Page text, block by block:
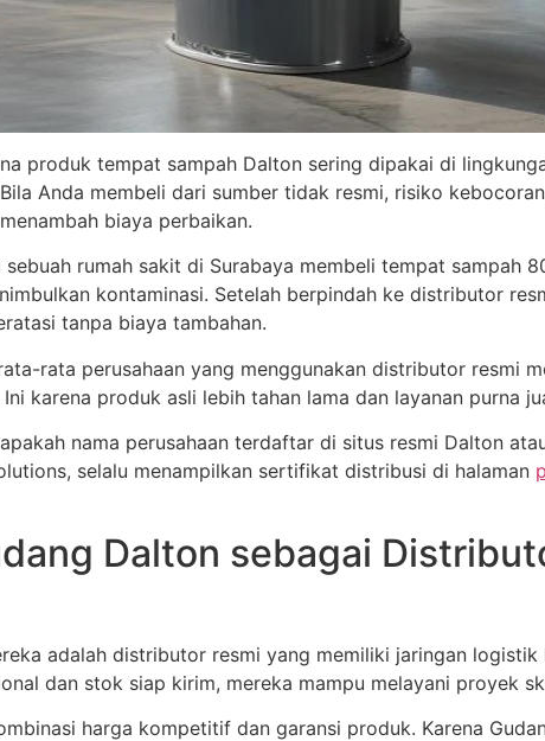
produk tempat sampah Dalton sering dipakai di
Anda membeli dari sumber tidak resmi, risiko
biaya perbaikan.
rumah sakit di Surabaya membeli tempat sampah
kontaminasi. Setelah berpindah ke distributor
tanpa biaya tambahan.
rata perusahaan yang menggunakan distributor resmi
karena produk asli lebih tahan lama dan layanan purna
nama perusahaan terdaftar di situs resmi Dalton
selalu menampilkan sertifikat distribusi di halaman
Dalton sebagai
adalah distributor resmi yang memiliki jaringan
dan stok siap kirim, mereka mampu melayani proyek
harga kompetitif dan garansi produk. Karena